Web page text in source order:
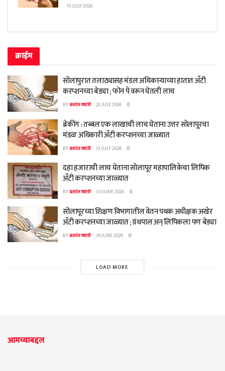
13 JULY 2026
क्राईम
सोलापुरात तलाठ्यासह मंडल अधिकाऱ्याच्या हातात अँटी
करप्शनच्या बेड्या ; फोन पे वरून घेतली लाच
BYप्रशांत कटारे 23 JULY 2026 0
ब्रेकींग : तब्बल एक लाखाची लाच घेताना उत्तर सोलापूरचा
मंडळ अधिकारी अँटी करप्शनच्या जाळ्यात
BYप्रशांत कटारे 13 JULY 2026 0
दहा हजाराची लाच घेताना सोलापूर महापालिकेचा लिपिक
अँटी करप्शनच्या जाळ्यात
BYप्रशांत कटारे 30 JUNE 2026 0
सोलापूरच्या शिक्षण विभागातील वेतन पथक अधीक्षक अखेर
अँटी करप्शनच्या जाळ्यात ; ग्रंथपाल अन् लिपिकला पण बेड्या
BYप्रशांत कटारे 18 JUNE 2026 0
LOAD MORE
आमच्याबद्दल